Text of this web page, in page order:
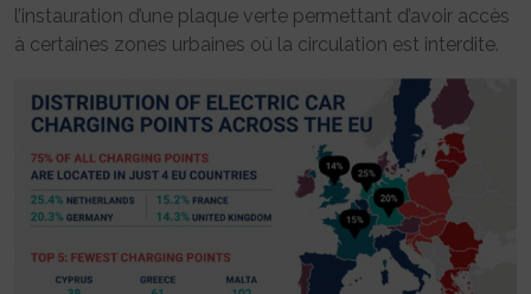
l’instauration d’une plaque verte permettant d’avoir accès
à certaines zones urbaines où la circulation est interdite.